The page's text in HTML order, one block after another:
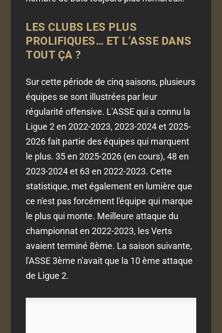
LES CLUBS LES PLUS
PROLIFIQUES… ET L’ASSE DANS
TOUT ÇA ?
Sur cette période de cinq saisons, plusieurs
équipes se sont illustrées par leur
régularité offensive. L'ASSE qui a connu la
Ligue 2 en 2022-2023, 2023-2024 et 2025-
2026 fait partie des équipes qui marquent
le plus. 35 en 2025-2026 (en cours), 48 en
2023-2024 et 63 en 2022-2023. Cette
statistique, met également en lumière que
ce n'est pas forcément l'équipe qui marque
le plus qui monte. Meilleure attaque du
championnat en 2022-2023, les Verts
avaient terminé 8ème. La saison suivante,
l'ASSE 3ème n'avait que la 10 ème attaque
de Ligue 2.